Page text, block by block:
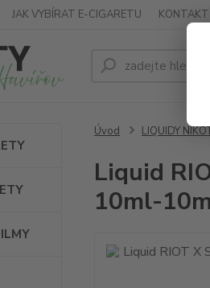
JAK VYBÍRAT E-CIGARETU KONTAKT
Úvod LIQUIDY
Liquid
10ml-